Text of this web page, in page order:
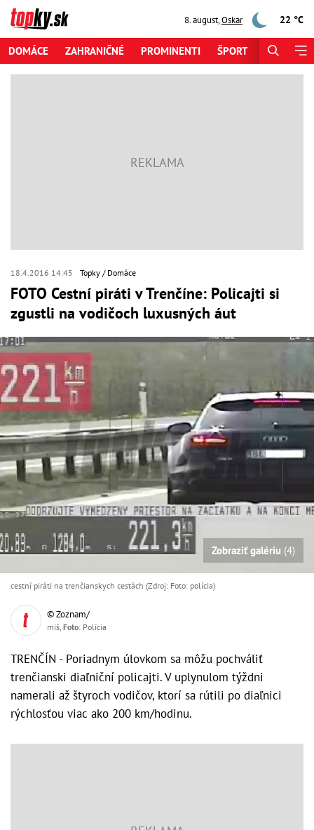
8. august,Oskar 22 °C
DOMÁCE ZAHRANIČNÉ PROMINENTI ŠPORT
18.4.2016 14:45 Topky Domáce
FOTO Cestní piráti v Trenčíne: Policajti si
zgustli na vodičoch luxusných áut
Zobraziť galériu (4)
cestní piráti na trenčianskych cestách (Zdroj: Foto: polícia)
© Zoznam/
miš, Foto: Polícia
TRENČÍN - Poriadnym úlovkom sa môžu pochváliť
trenčianski diaľniční policajti. V uplynulom týždni
namerali až štyroch vodičov, ktorí sa rútili po diaľnici
rýchlosťou viac ako 200 km/hodinu.